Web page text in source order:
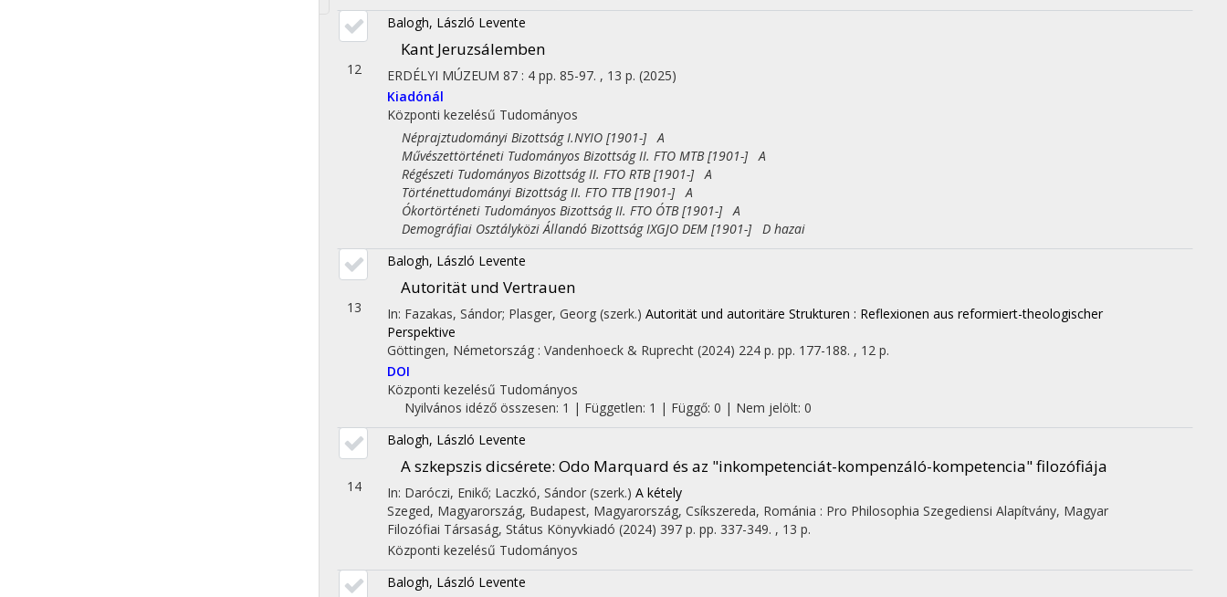
Toggle
navigation
12
Balogh, László Levente
Kant Jeruzsálemben
ERDÉLYI MÚZEUM 87 : 4 pp. 85-97. , 13 p. (2025)
Kiadónál
Központi kezelésű Tudományos
Néprajztudományi Bizottság I.NYIO [1901-] A
Művészettörténeti Tudományos Bizottság II. FTO MTB [1901-] A
Régészeti Tudományos Bizottság II. FTO RTB [1901-] A
Történettudományi Bizottság II. FTO TTB [1901-] A
Ókortörténeti Tudományos Bizottság II. FTO ÓTB [1901-] A
Demográfiai Osztályközi Állandó Bizottság IXGJO DEM [1901-] D hazai
13
Balogh, László Levente
Autorität und Vertrauen
In: Fazakas, Sándor; Plasger, Georg (szerk.) Autorität und autoritäre Strukturen : Reflexionen aus reformiert-theologischer
Perspektive
Göttingen, Németország : Vandenhoeck & Ruprecht (2024) 224 p. pp. 177-188. , 12 p.
DOI
Központi kezelésű Tudományos
Nyilvános idéző összesen: 1 | Független: 1 | Függő: 0 | Nem jelölt: 0
14
Balogh, László Levente
A szkepszis dicsérete: Odo Marquard és az "inkompetenciát-kompenzáló-kompetencia" filozófiája
In: Daróczi, Enikő; Laczkó, Sándor (szerk.) A kétely
Szeged, Magyarország, Budapest, Magyarország, Csíkszereda, Románia : Pro Philosophia Szegediensi Alapítvány, Magyar
Filozófiai Társaság, Státus Könyvkiadó (2024) 397 p. pp. 337-349. , 13 p.
Központi kezelésű Tudományos
Balogh, László Levente